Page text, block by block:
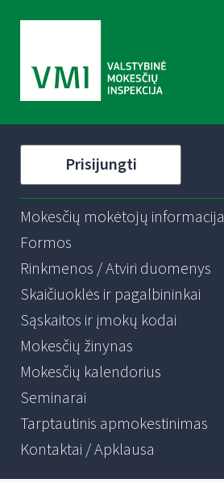
Prisijungti
Mokesčių mokėtojų informacija
Formos
Rinkmenos / Atviri duomenys
Skaičiuoklės ir pagalbininkai
Sąskaitos ir įmokų kodai
Mokesčių žinynas
Mokesčių kalendorius
Seminarai
Tarptautinis apmokestinimas
Kontaktai / Apklausa